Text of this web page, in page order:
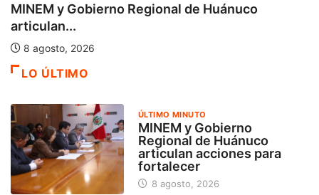
MINEM y Gobierno Regional de Huánuco
articulan...
8 agosto, 2026
LO ÚLTIMO
ÚLTIMO MINUTO
MINEM y Gobierno
Regional de Huánuco
articulan acciones para
fortalecer
8 agosto, 2026